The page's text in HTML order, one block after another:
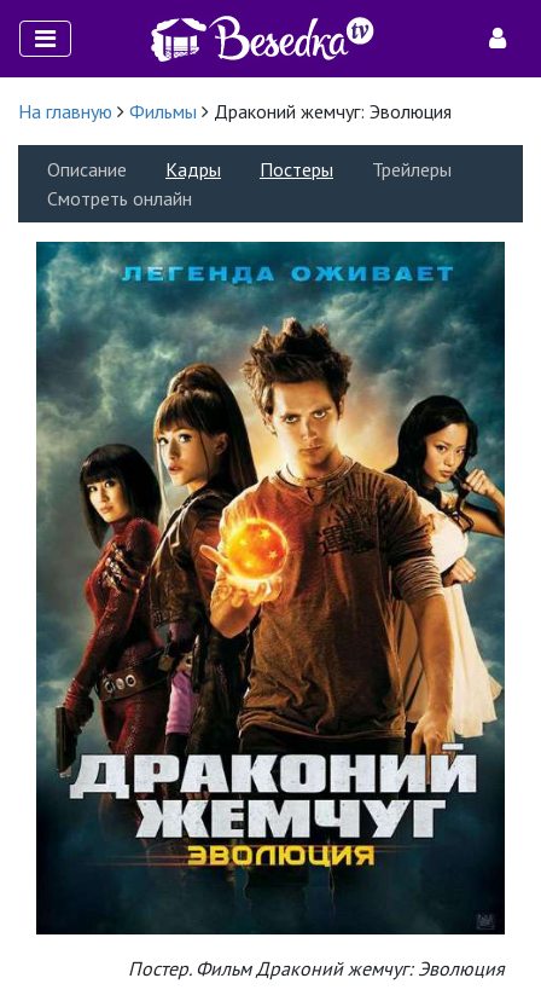
На главную Фильмы Драконий жемчуг: Эволюция
Описание Кадры Постеры
Трейлеры
Смотреть онлайн
Постер. Фильм Драконий жемчуг: Эволюция